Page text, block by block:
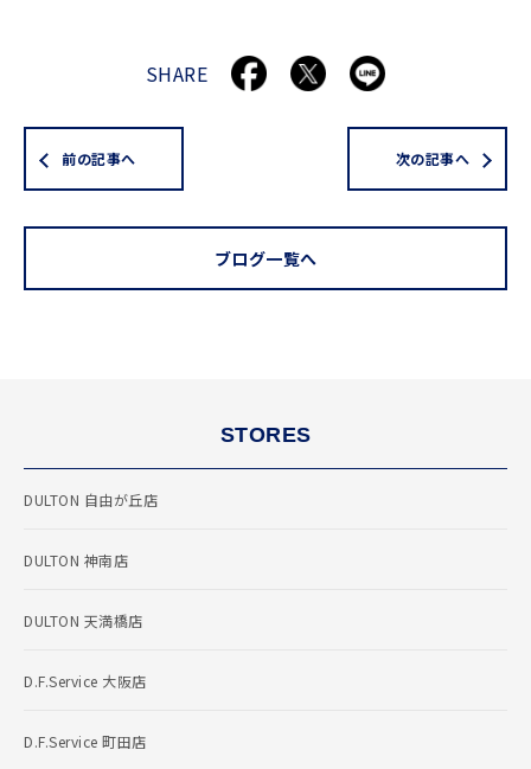
SHARE
前の記事へ
ブログ一覧へ
次の記事へ
STORES
DULTON 自由が丘店
DULTON 神南店
DULTON 天満橋店
D.F.Service 大阪店
D.F.Service 町田店